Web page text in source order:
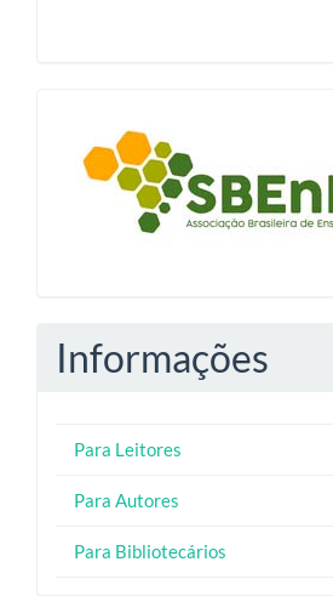
blocologosbenbio
Informações
Para Leitores
Para Autores
Para Bibliotecários